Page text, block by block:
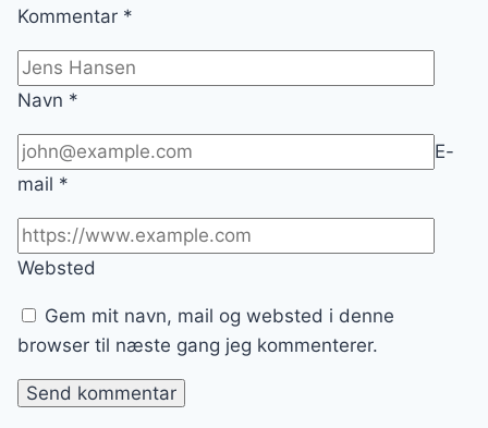
Kommentar *
Navn *
E-
mail *
Websted
Gem mit navn, mail og websted i denne
browser til næste gang jeg kommenterer.